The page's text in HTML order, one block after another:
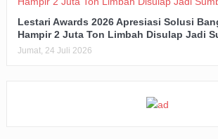
Lestari Awards 2026 Apresiasi Solusi
Hampir 2 Juta Ton Limbah Disulap Jadi
Jumat, 24 Juli 2026